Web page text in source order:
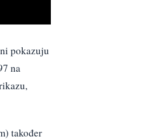
pokazuju
na
također